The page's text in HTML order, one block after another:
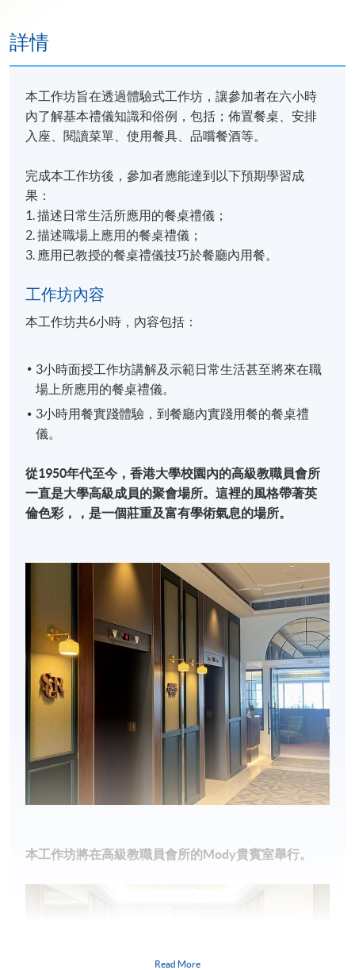
詳情
本工作坊旨在透過體驗式工作坊，讓參加者在六小時
內了解基本禮儀知識和俗例，包括；佈置餐桌、安排
入座、閱讀菜單、使用餐具、品嚐餐酒等。
完成本工作坊後，參加者應能達到以下預期學習成
果：
1. 描述日常生活所應用的餐桌禮儀；
2. 描述職場上應用的餐桌禮儀；
3. 應用已教授的餐桌禮儀技巧於餐廳內用餐。
工作坊內容
本工作坊共6小時，內容包括：
3小時面授工作坊講解及示範日常生活甚至將來在職
場上所應用的餐桌禮儀。
3小時用餐實踐體驗，到餐廳內實踐用餐的餐桌禮
儀。
從1950年代至今，⾹港⼤學校園內的⾼級教職員會所​
一直是大學高級成員的聚會場所。這裡的風格帶著英
倫色彩，，是一個莊重及富有學術氣息的場所。
本工作坊將在高級教職員會所的Mody貴賓室舉行。
Read More